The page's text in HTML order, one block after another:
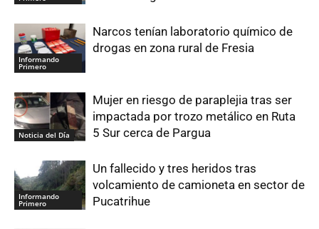
Informando
Primero
Narcos tenían laboratorio químico de
drogas en zona rural de Fresia
Noticia del Día
Mujer en riesgo de paraplejia tras ser
impactada por trozo metálico en Ruta
5 Sur cerca de Pargua
Informando
Primero
Un fallecido y tres heridos tras
volcamiento de camioneta en sector de
Pucatrihue